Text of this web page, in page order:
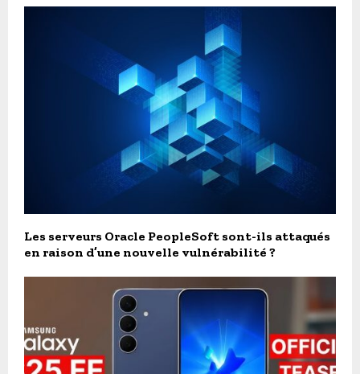
Les serveurs Oracle PeopleSoft sont-ils attaqués
en raison d’une nouvelle vulnérabilité ?